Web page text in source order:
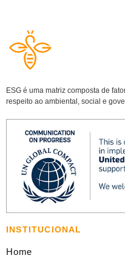
ESG é uma matriz composta de
respeito ao ambiental, social e
INSTITUCIONAL
Home